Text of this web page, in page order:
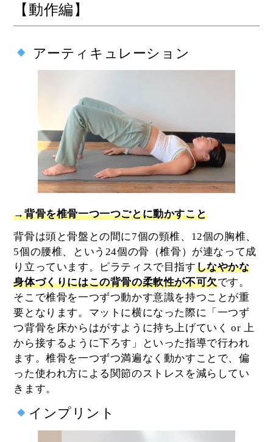
【動作編】
アーティキュレーション
→背骨を椎骨一つ一つごとに動かすこと
背骨は頭と骨盤との間に7個の頸椎、12個の胸椎、
5個の腰椎、という24個の骨（椎骨）が連なって成
り立っています。ピラティスで目指すしなやかな
身体づくりにはこの背骨の柔軟性が不可欠です。
そこで椎骨を一つずつ動かす意識を持つことが重
要となります。マットに横になった際に「一つず
つ背骨を床からはがすように持ち上げていく or 上
から接するように下ろす」といった指導で行われ
ます。椎骨を一つずつ満遍なく動かすことで、偏
った使われ方による関節のストレスを減らしてい
きます。
インプリント